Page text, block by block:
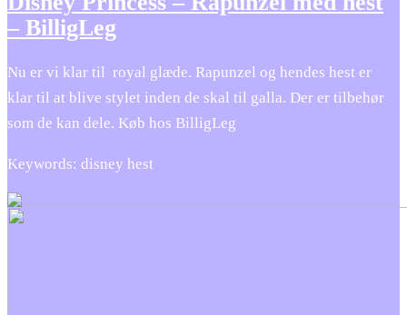
– BilligLeg
Nu er vi klar til royal glæde. Rapunzel og hendes hest er
klar til at blive stylet inden de skal til galla. Der er tilbehør
som de kan dele. Køb hos BilligLeg
Keywords: disney hest